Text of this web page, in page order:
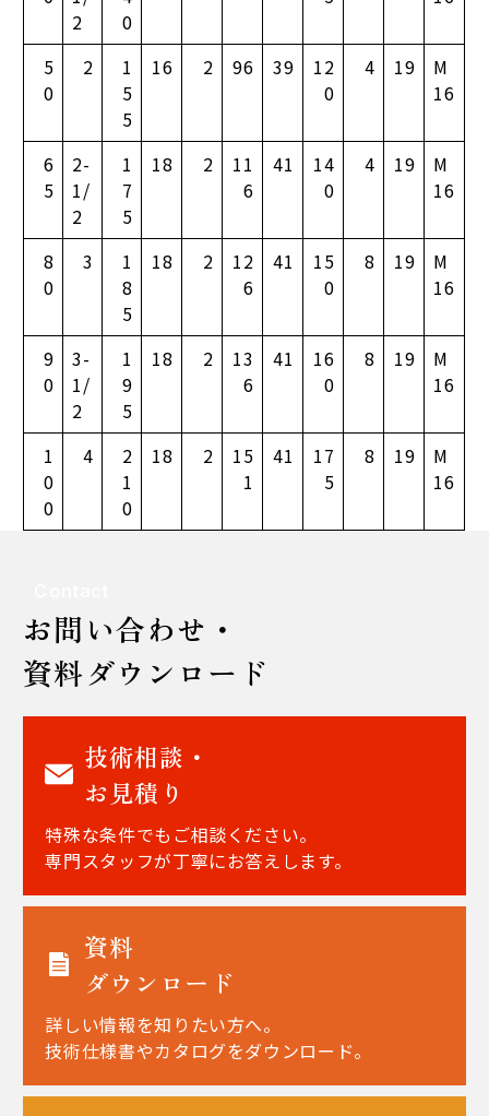
2
0
5
0
2
1
5
5
16 2 96 39
12
0
4 19
M
16
6
5
2-
1/
2
1
7
5
18 2
11
6
41
14
0
4 19
M
16
8
0
3
1
8
5
18 2
12
6
41
15
0
8 19
M
16
9
0
3-
1/
2
1
9
5
18 2
13
6
41
16
0
8 19
M
16
1
0
0
4
2
1
0
18 2
15
1
41
17
5
8 19
M
16
お問い合わせ・
資料ダウンロード
技術相談・
お見積り
特殊な条件でもご相談ください。
専門スタッフが丁寧にお答えします。
資料
ダウンロード
詳しい情報を知りたい方へ。
技術仕様書やカタログをダウンロード。